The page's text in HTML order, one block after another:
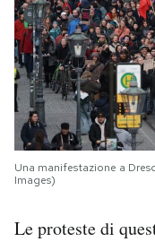
Una manifestazione a
Images)
Le proteste di